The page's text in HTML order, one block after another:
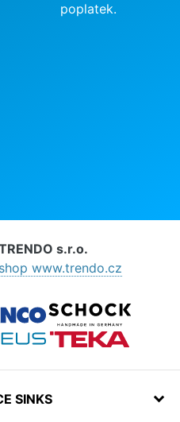
poplatek.
s.r.o.
www.trendo.cz
SINKS